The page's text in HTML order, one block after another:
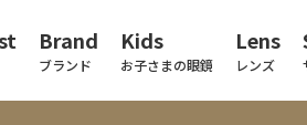
Brand
ブランド
Kids
お子さまの眼鏡
Lens
レンズ